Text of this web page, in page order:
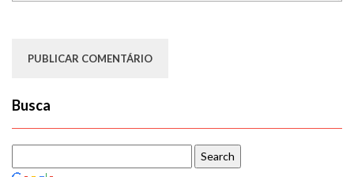
Busca